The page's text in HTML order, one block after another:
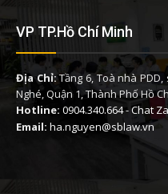
VP TP.Hồ Chí Minh
Địa Chỉ:Tầng 6, Toà nhà
Nghé, Quận 1, Thành Phố Hồ
Hotline: 0904.340.664-Chat
Email: ha.nguyen@sblaw.vn